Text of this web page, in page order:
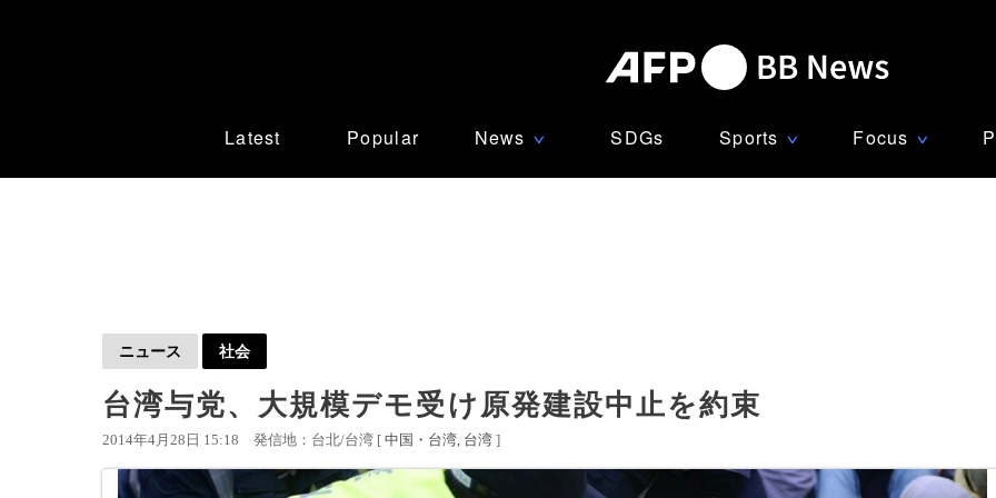
Latest Popular News ∨ SDGs Sports ∨ Focus ∨
ニュース 社会
台湾与党、大規模デモ受け原発建設中止を約束
2014年4月28日 15:18 発信地：台北/台湾 [ 中国・台湾 台湾 ]